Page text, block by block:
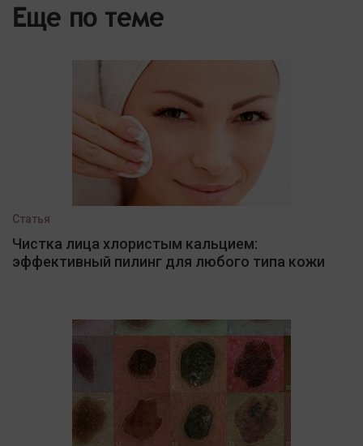
Еще по теме
Статья
Чистка лица хлористым кальцием:
эффективный пилинг для любого типа кожи